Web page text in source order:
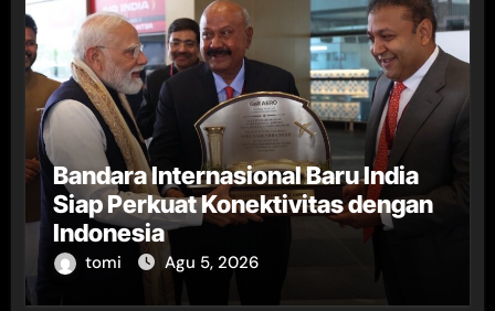
Bandara Internasional Baru India
Siap Perkuat Konektivitas dengan
Indonesia
tomi Agu 5, 2026